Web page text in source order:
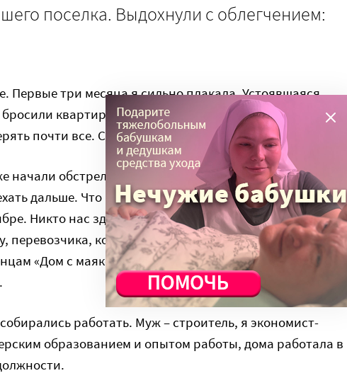
поселка. Выдохнули с облегчением:
Первые три месяца я сильно плакала. Устоявшаяся
квартиру, работу. Трудно было осознать, что так
почти все. Скучала за домом, за родными.
начали обстреливать, когда в один день ПВО сбило 12
дальше. Что нам было терять? Приехали в
Никто нас здесь не ждал. Я удаленно нашла
перевозчика, который помог перевезти вещи. Нашла
«Дом с маяком», где нам очень помогли продуктами,
работать. Муж – строитель, я экономист-
образованием и опытом работы, дома работала в